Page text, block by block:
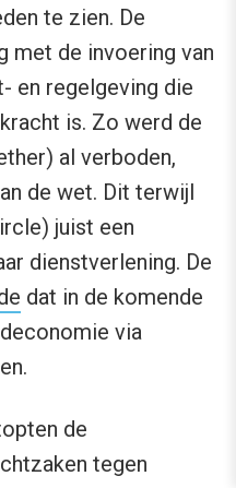
te zien. De
met de invoering van
en regelgeving die
is. Zo werd de
al verboden,
de wet. Dit terwijl
juist een
dienstverlening. De
dat in de komende
via
de
tegen